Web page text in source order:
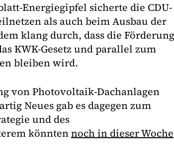
Energiegipfel sicherte die CDU-
als auch beim Ausbau der
klang durch, dass die Förderung
KWK-Gesetz und parallel zum
bleiben wird.
von Photovoltaik-Dachanlagen
Neues gab es dagegen zum
und des
könntennoch in dieser Woche